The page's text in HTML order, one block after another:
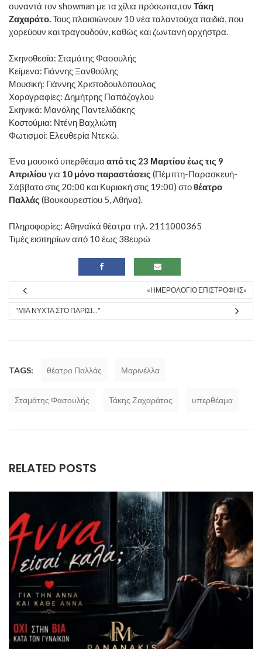
συναντά τον showman με τα χίλια πρόσωπα,τον Τάκη
Ζαχαράτο.Τους πλαισιώνουν 10 νέα ταλαντούχα παιδιά, που
χορεύουν και τραγουδούν, καθώς και ζωντανή ορχήστρα.
Σκηνοθεσία: Σταμάτης Φασουλής
Κείμενα: Γιάννης Ξανθούλης
Μουσική: Γιάννης Χριστοδουλόπουλος
Χορογραφίες: Δημήτρης Παπάζογλου
Σκηνικά: Μανόλης Παντελιδάκης
Κοστούμια: Ντένη Βαχλιώτη
Φωτισμοί: Ελευθερία Ντεκώ.
Ένα μουσικό υπερθέαμα από τις 23 Μαρτίου έως τις 9
Απριλίου για 10 μόνο παραστάσεις (Πέμπτη-Παρασκευή-
Σάββατο στις 20:00 και Κυριακή στις 19:00) στοθέατρο
Παλλάς (Βουκουρεστίου 5, Αθήνα).
Πληροφορίες: Αθηναϊκά θέατρα τηλ. 2111000365
Τιμές εισιτηρίων από 10 έως 38ευρώ
«ΗΜΕΡΟΛΌΓΙΟ ΕΠΙΣΤΡΟΦΉΣ»
“ΜΙΑ ΝΎΧΤΑ ΣΤΟ ΠΑΡΊΣΙ…”
TAGS: θέατρο Παλλάς Μαρινέλλα
Σταμάτης Φασουλής Τάκης Ζαχαράτος υπερθέαμα
RELATED POSTS